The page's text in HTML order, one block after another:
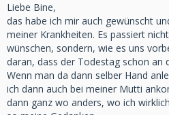
Liebe Bine,
das habe ich mir auch gewünscht
meiner Krankheiten. Es passiert
wünschen, sondern, wie es uns
daran, dass der Todestag schon an
Wenn man da dann selber Hand
ich dann auch bei meiner Mutti
dann ganz wo anders, wo ich